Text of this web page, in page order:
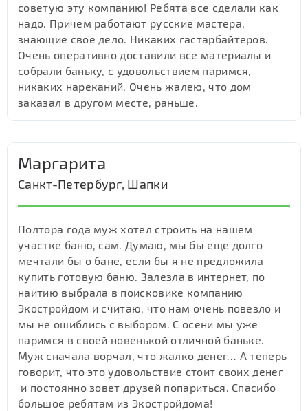
советую эту компанию! Ребята все сделали как
надо. Причем работают русские мастера,
знающие свое дело. Никаких гастарбайтеров.
Очень оперативно доставили все материалы и
собрали баньку, с удовольствием паримся,
никаких нареканий. Очень жалею, что дом
заказал в другом месте, раньше.
Маргарита
Санкт-Петербург, Шапки
Полтора года муж хотел строить на нашем
участке баню, сам. Думаю, мы бы еще долго
мечтали бы о бане, если бы я не предложила
купить готовую баню. Залезла в интернет, по
наитию выбрала в поисковике компанию
Экостройдом и считаю, что нам очень повезло и
мы не ошиблись с выбором. С осени мы уже
паримся в своей новенькой отличной баньке.
Муж сначала ворчал, что жалко денег… А теперь
говорит, что это удовольствие стоит своих денег
и постоянно зовет друзей попариться. Спасибо
большое ребятам из Экостройдома!